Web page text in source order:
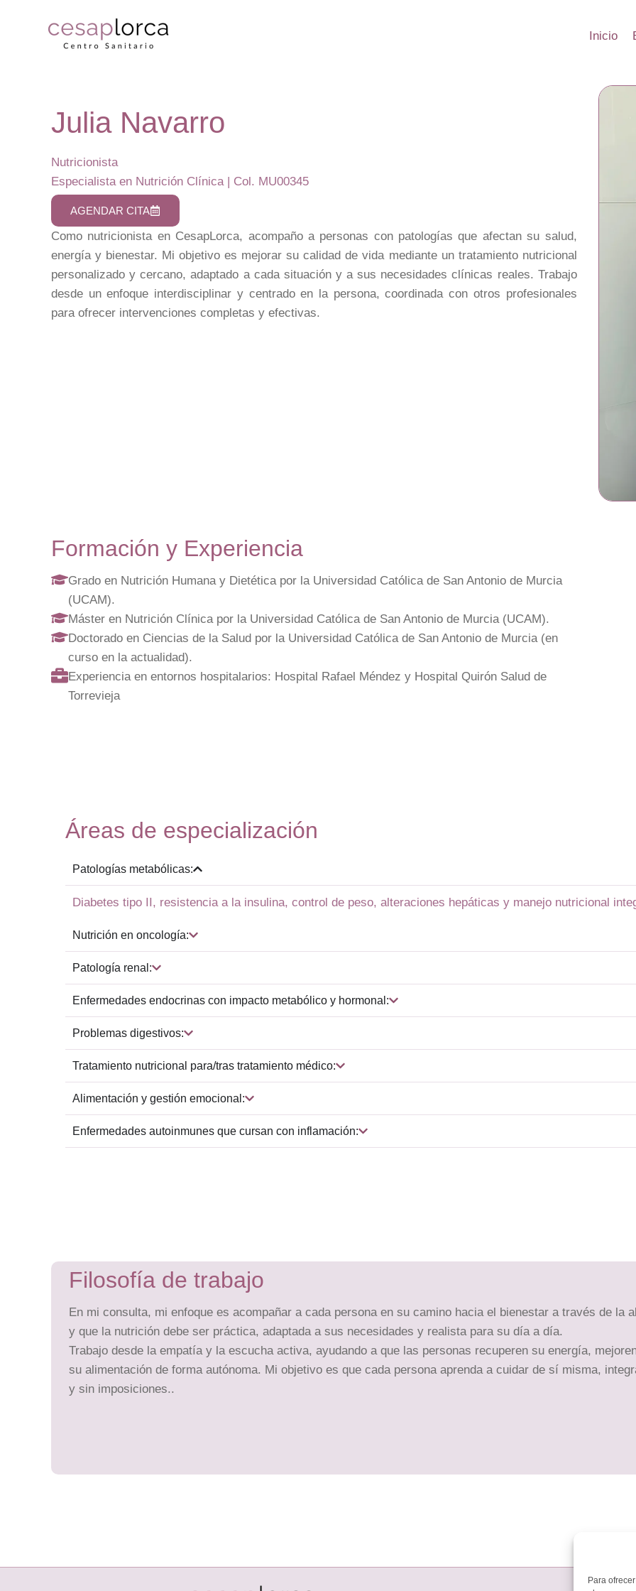
Para
Inicio
Julia Navarro
Nutricionista
Especialista en Nutrición Clínica | Col. MU00345
AGENDAR CITA
Como nutricionista en CesapLorca, acompaño a personas con patologías que afectan su salud,
energía y bienestar. Mi objetivo es mejorar su calidad de vida mediante un tratamiento nutricional
personalizado y cercano, adaptado a cada situación y a sus necesidades clínicas reales. Trabajo
desde un enfoque interdisciplinar y centrado en la persona, coordinada con otros profesionales
para ofrecer intervenciones completas y efectivas.
Formación y Experiencia
Grado en Nutrición Humana y Dietética por la Universidad Católica de San Antonio de Murcia
(UCAM).
Máster en Nutrición Clínica por la Universidad Católica de San Antonio de Murcia (UCAM).
Doctorado en Ciencias de la Salud por la Universidad Católica de San Antonio de Murcia (en
curso en la actualidad).
Experiencia en entornos hospitalarios: Hospital Rafael Méndez y Hospital Quirón Salud de
Torrevieja
Áreas de especialización
Patologías metabólicas:
Diabetes tipo II, resistencia a la insulina, control de peso, alteraciones hepáticas y manejo nutricional
Nutrición en oncología:
Patología renal:
Enfermedades endocrinas con impacto metabólico y hormonal:
Problemas digestivos:
Tratamiento nutricional para/tras tratamiento médico:
Alimentación y gestión emocional:
Enfermedades autoinmunes que cursan con inflamación:
Filosofía de trabajo
En mi consulta, mi enfoque es acompañar a cada persona en su camino hacia el bienestar a través de la
y que la nutrición debe ser práctica, adaptada a sus necesidades y realista para su día a día.
Trabajo desde la empatía y la escucha activa, ayudando a que las personas recuperen su energía,
su alimentación de forma autónoma. Mi objetivo es que cada persona aprenda a cuidar de sí misma,
y sin imposiciones..